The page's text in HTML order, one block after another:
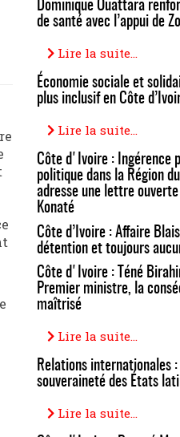
Dominique Ouattara
de santé avec l’appui de
Lire la suite...
Économie sociale et
plus inclusif en Côte
Lire la suite...
Côte d'Ivoire : Ingérence
politique dans la Région
adresse une lettre
Konaté
Côte d’Ivoire : Affaire
détention et toujours
Côte d'Ivoire : Téné
Premier ministre, la
maîtrisé
Lire la suite...
Relations internationales
souveraineté des États
Lire la suite...